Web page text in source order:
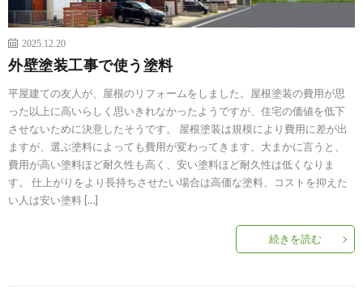
2025.12.20
外壁塗装工事で使う塗料
平屋建ての友人が、屋根のリフォームをしました。屋根塗装の費用が思
った以上に高いらしく思いきれなかったようですが、住宅の価値を低下
させないために決意したそうです。 屋根塗装は規模により費用に差が出
ますが、選ぶ塗料によっても費用が変わってきます。大まかに言うと、
費用が高い塗料ほど耐久性も高く、安い塗料ほど耐久性は低くなりま
す。 仕上がりをより長持ちさせたい場合は高価な塗料、コストを抑えた
い人は安い塗料 […]
続きを読む